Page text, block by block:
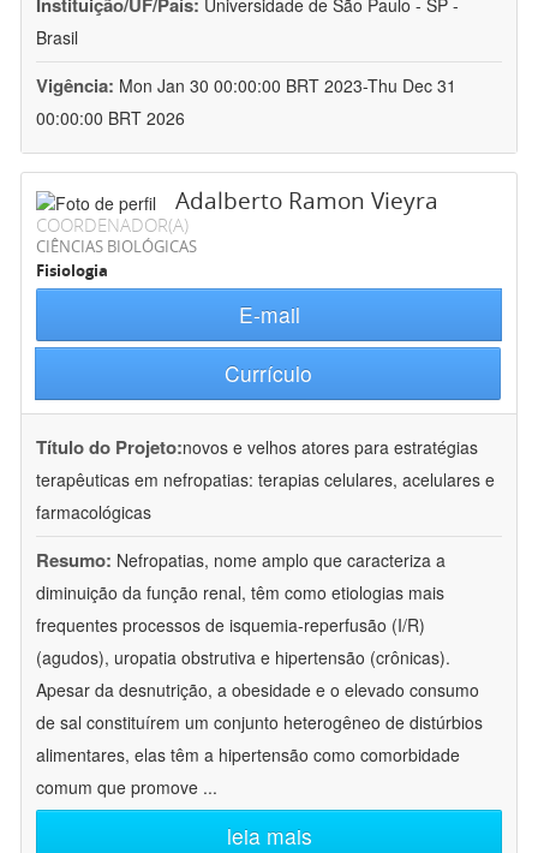
Universidade de São Paulo - SP -
Brasil
Vigência: Mon Jan 30 00:00:00 BRT 2023-Thu Dec 31
00:00:00 BRT 2026
Adalberto Ramon Vieyra
COORDENADOR(A)
CIÊNCIAS BIOLÓGICAS
Fisiologia
E-mail
Currículo
Título do Projeto:novos e velhos atores para estratégias
terapêuticas em nefropatias: terapias celulares, acelulares e
farmacológicas
Resumo: Nefropatias, nome amplo que caracteriza a
diminuição da função renal, têm como etiologias mais
frequentes processos de isquemia-reperfusão (I/R)
(agudos), uropatia obstrutiva e hipertensão (crônicas).
Apesar da desnutrição, a obesidade e o elevado consumo
de sal constituírem um conjunto heterogêneo de distúrbios
alimentares, elas têm a hipertensão como comorbidade
comum que promove ...
leia mais